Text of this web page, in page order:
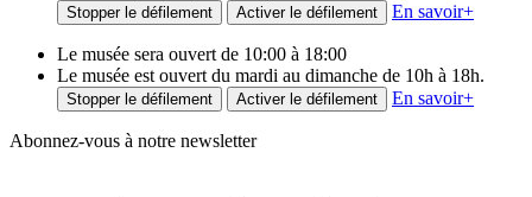
Stopper le défilement Activer le défilement En savoir+
Le musée sera ouvert de 10:00 à 18:00
Le musée est ouvert du mardi au dimanche de 10h à 18h.
Stopper le défilement Activer le défilement En savoir+
Abonnez-vous à notre newsletter